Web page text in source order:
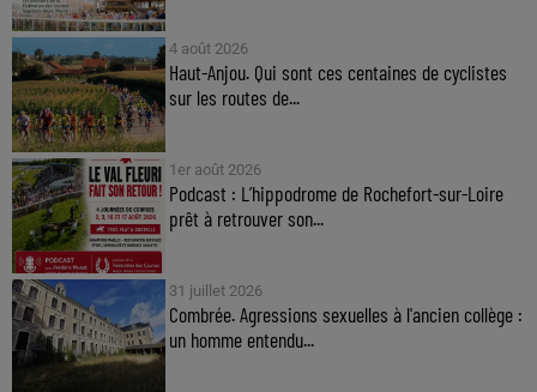
4 août 2026
Haut-Anjou. Qui sont ces centaines de cyclistes
sur les routes de...
1er août 2026
Podcast : L’hippodrome de Rochefort-sur-Loire
prêt à retrouver son...
31 juillet 2026
Combrée. Agressions sexuelles à l'ancien collège :
un homme entendu...